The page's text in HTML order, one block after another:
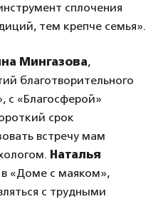
сплочения
тем крепче семья».
Мингазова,
благотворительного
с «Благосферой»
срок
встречу мам
Наталья
«Доме с маяком»,
с трудными